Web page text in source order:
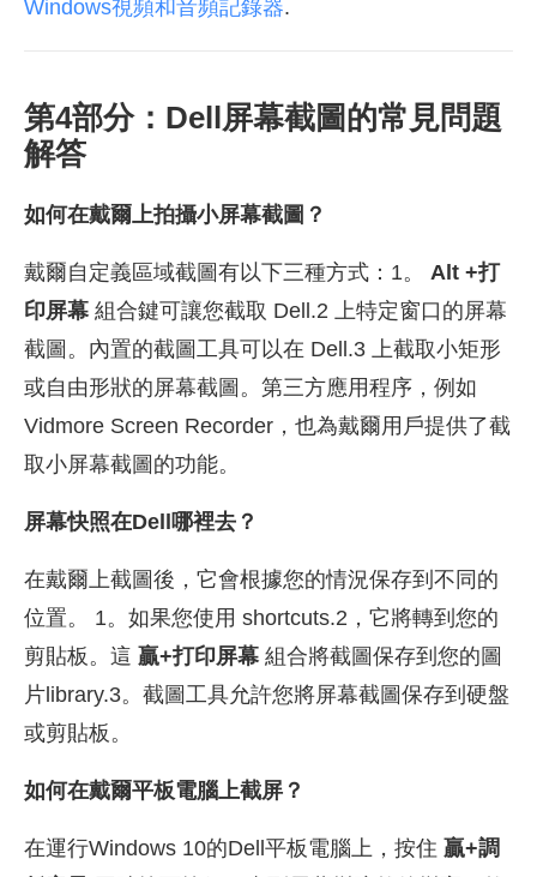
Windows視頻和音頻記錄器.
第4部分：Dell屏幕截圖的常見問題
解答
如何在戴爾上拍攝小屏幕截圖？
戴爾自定義區域截圖有以下三種方式：1。 Alt +打
印屏幕 組合鍵可讓您截取 Dell.2 上特定窗口的屏幕
截圖。內置的截圖工具可以在 Dell.3 上截取小矩形
或自由形狀的屏幕截圖。第三方應用程序，例如
Vidmore Screen Recorder，也為戴爾用戶提供了截
取小屏幕截圖的功能。
屏幕快照在Dell哪裡去？
在戴爾上截圖後，它會根據您的情況保存到不同的
位置。 1。如果您使用 shortcuts.2，它將轉到您的
剪貼板。這 贏+打印屏幕 組合將截圖保存到您的圖
片library.3。截圖工具允許您將屏幕截圖保存到硬盤
或剪貼板。
如何在戴爾平板電腦上截屏？
在運行Windows 10的Dell平板電腦上，按住 贏+調